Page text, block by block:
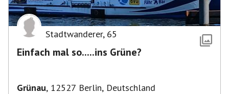
Stadtwanderer, 65
Einfach mal so.....ins Grüne?
Grünau, 12527 Berlin, Deutschland